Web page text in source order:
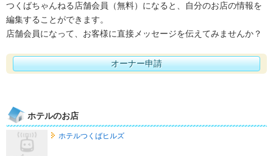
つくばちゃんねる店舗会員（無料）になると、自分のお店の情報を
編集することができます。
店舗会員になって、お客様に直接メッセージを伝えてみませんか？
オーナー申請
ホテルのお店
ホテルつくばヒルズ